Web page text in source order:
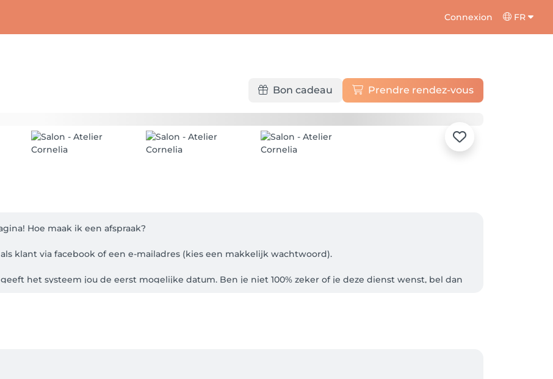
Connexion FR
Bon cadeau Prendre rendez-vous
Hoe maak ik een afspraak?
klant via facebook of een e-mailadres (kies een makkelijk wachtwoord).
het systeem jou de eerst mogelijke datum. Ben je niet 100% zeker of je deze dienst wenst, bel dan
annuleren.